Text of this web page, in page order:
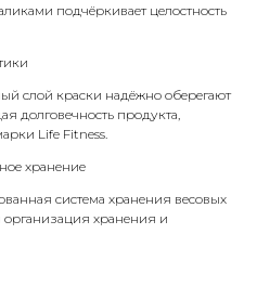
подчёркивает целостность
слой краски надёжно оберегают
долговечность продукта,
Life Fitness.
хранение
система хранения весовых
организация хранения и